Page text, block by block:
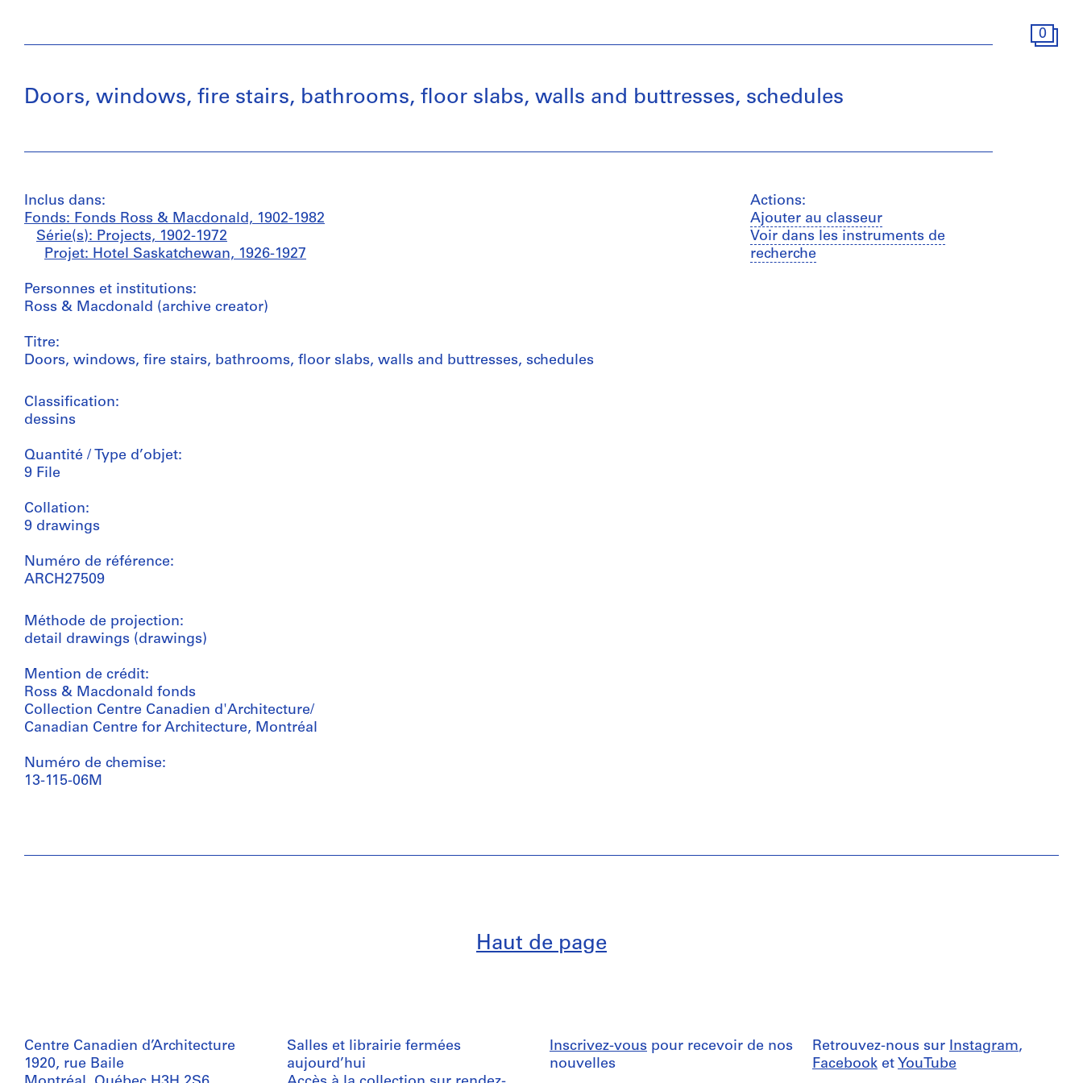
0
Doors, windows, fire stairs, bathrooms, floor slabs, walls and buttresses, schedules
Inclus dans:
Fonds: Fonds Ross & Macdonald, 1902-1982
Série(s): Projects, 1902-1972
Projet: Hotel Saskatchewan, 1926-1927
Personnes et institutions:
Ross & Macdonald (archive creator)
Titre:
Doors, windows, fire stairs, bathrooms, floor slabs, walls and buttresses, schedules
Classification:
dessins
Quantité / Type d’objet:
9 File
Collation:
9 drawings
Numéro de référence:
ARCH27509
Méthode de projection:
detail drawings (drawings)
Mention de crédit:
Ross & Macdonald fonds
Collection Centre Canadien d'Architecture/
Canadian Centre for Architecture, Montréal
Numéro de chemise:
13-115-06M
Actions:
Ajouter au classeur
Voir dans les instruments de
recherche
Haut de page
Centre Canadien d’Architecture
1920, rue Baile
Salles et librairie fermées
aujourd’hui
Inscrivez-vous pour recevoir de nos
nouvelles
Retrouvez-nous sur Instagram,
Facebook et YouTube